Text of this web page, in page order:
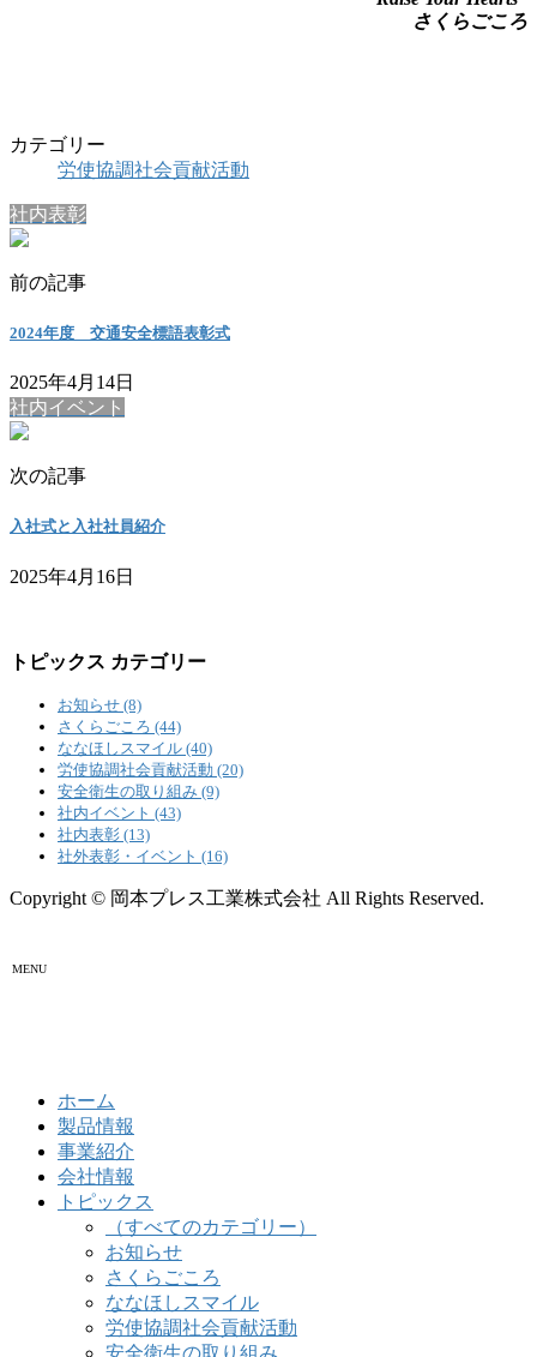
さくらごころ
カテゴリー
労使協調社会貢献活動
社内表彰
前の記事
2024年度 交通安全標語表彰式
2025年4月14日
社内イベント
次の記事
入社式と入社社員紹介
2025年4月16日
トピックス カテゴリー
お知らせ (8)
さくらごころ (44)
ななほしスマイル (40)
労使協調社会貢献活動 (20)
安全衛生の取り組み (9)
社内イベント (43)
社内表彰 (13)
社外表彰・イベント (16)
Copyright © 岡本プレス工業株式会社 All Rights Reserved.
MENU
ホーム
製品情報
事業紹介
会社情報
トピックス
（すべてのカテゴリー）
お知らせ
さくらごころ
ななほしスマイル
労使協調社会貢献活動
安全衛生の取り組み